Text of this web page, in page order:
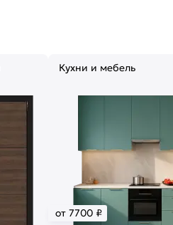
Кухни и мебель
от 7700 ₽